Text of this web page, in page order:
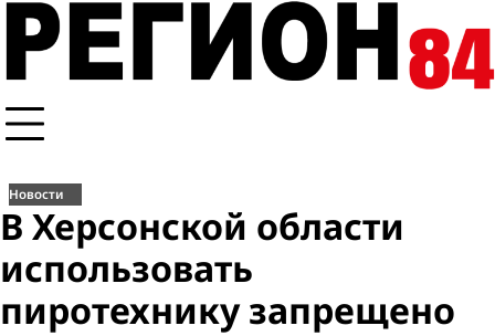
Перейти
содержимому
Новости
В Херсонской области
использовать
пиротехнику запрещено